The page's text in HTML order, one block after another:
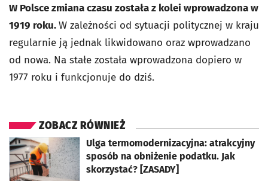
W Polsce zmiana czasu została z kolei wprowadzona w
1919 roku.W zależności od sytuacji politycznej w kraju
regularnie ją jednak likwidowano oraz wprowadzano
od nowa. Na stałe została wprowadzona dopiero w
1977 roku i funkcjonuje do dziś.
ZOBACZ RÓWNIEŻ
Ulga termomodernizacyjna: atrakcyjny
sposób na obniżenie podatku. Jak
skorzystać? [ZASADY]
otworzy się w nowej karcie